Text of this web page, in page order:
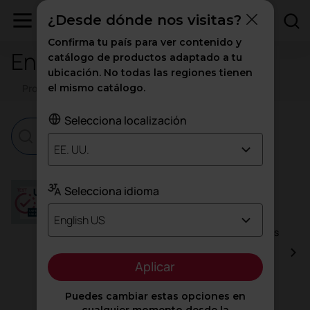
Ensayos de certificados
Productos Corporativos
UNE-EN 527-2:2003 UNE-EN 527-3:2003
Las normas UNE-EN 527-2:2003 y UNE-EN 527-
3:2003 son parte de un conjunto de estándares
europeos que abordan los requisitos relacionados
cuanto a la estabilidad y la seguridad de las
mesas y escritorios utilizados en entornos
EN 527-1:2011, que regula las dimensiones y los
¿Desde dónde nos visitas?
Confirma tu país para ver contenido y
catálogo de productos adaptado a tu
ubicación. No todas las regiones tienen
el mismo catálogo.
Selecciona localización
EE. UU.
Selecciona idioma
English US
Aplicar
Puedes cambiar estas opciones en